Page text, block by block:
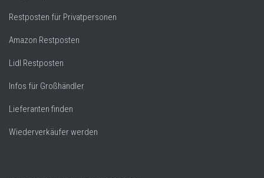
Restposten für Privatpersonen
Amazon Restposten
Lidl Restposten
Infos für Großhändler
Lieferanten finden
Wiederverkäufer werden